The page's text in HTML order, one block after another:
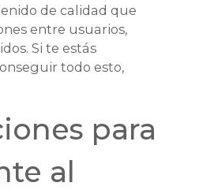
de calidad que
entre usuarios,
Si te estás
todo esto,
para
al